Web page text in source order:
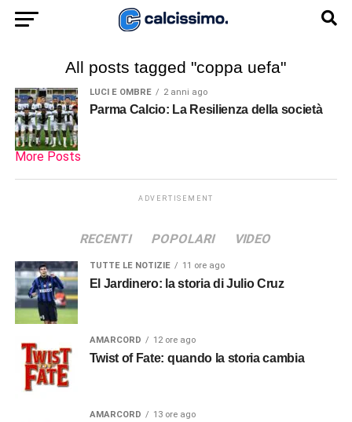
All posts tagged "coppa uefa"
LUCI E OMBRE 2 anni ago
Parma Calcio: La Resilienza della società
More Posts
ADVERTISEMENT
RECENTI POPOLARI VIDEO
TUTTE LE NOTIZIE 11 ore ago
El Jardinero: la storia di Julio Cruz
AMARCORD 12 ore ago
Twist of Fate: quando la storia cambia
AMARCORD 13 ore ago